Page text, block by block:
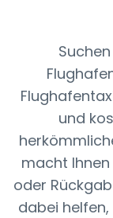
und
macht
oder
dabei